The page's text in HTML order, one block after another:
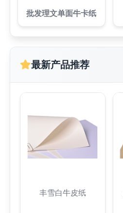
批发理文单面牛卡纸
最新产品推荐
丰雪白牛皮纸